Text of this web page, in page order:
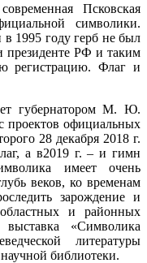
Псковская
символики.
1995 году герб не был
президенте РФ и таким
регистрацию. Флаг и
губернатором М. Ю.
проектов официальных
28 декабря 2018 г.
а в2019 г. – и гимн
имеет очень
веков, ко временам
зарождение и
и районных
выставка «Символика
литературы
библиотеки.